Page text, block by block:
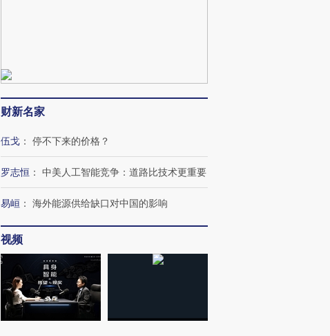
财新名家
伍戈 ： 停不下来的价格？
罗志恒 ： 中美人工智能竞争：道路比技术更重要
易峘 ： 海外能源供给缺口对中国的影响
视频